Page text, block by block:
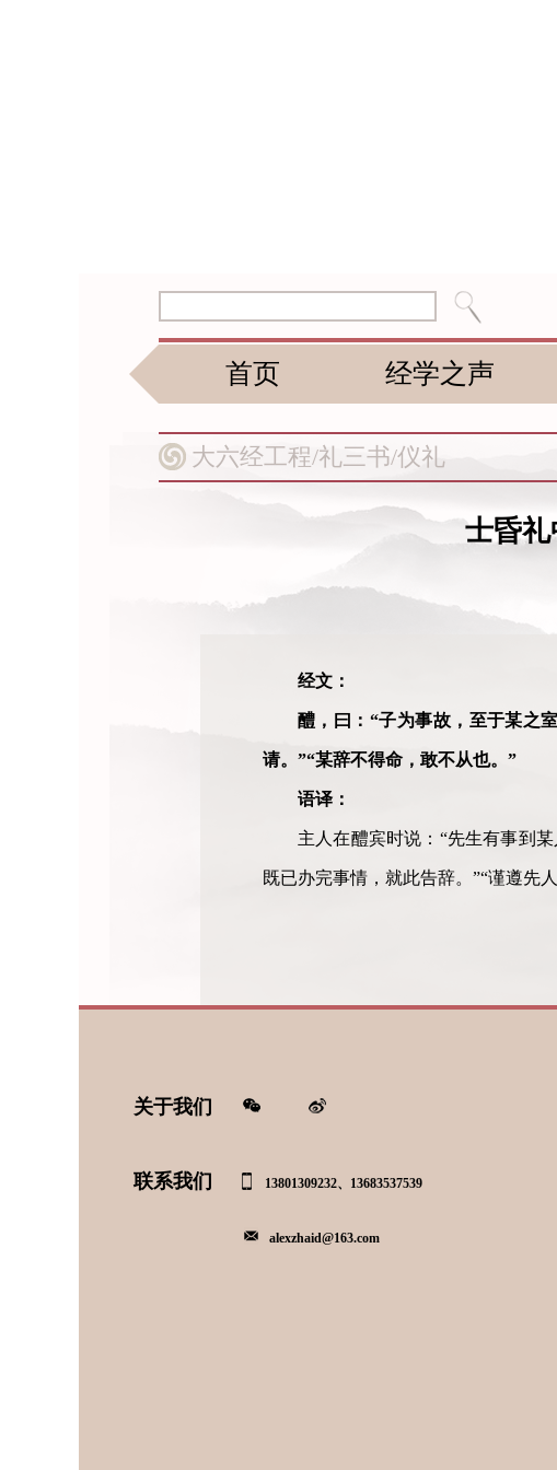
首页 经学之声
大六经工程/礼三书/仪礼
士昏礼
经文：
醴，曰：“子为事故，至于某之
请。”“某辞不得命，敢不从也。”
语译：
主人在醴宾时说：“先生有事到
既已办完事情，就此告辞。”“谨遵先
关于我们
联系我们 13801309232、13683537539
alexzhaid@163.com